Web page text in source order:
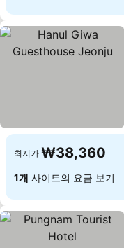
최저가 ₩38,360
1개 사이트의 요금 보기